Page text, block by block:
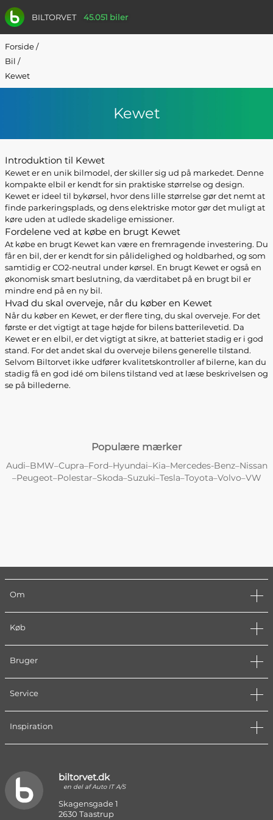
BILTORVET 45.051 biler
Forside/
Bil /
Kewet
Kewet
Introduktion til Kewet
Kewet er en unik bilmodel, der skiller sig ud på markedet. Denne
kompakte elbil er kendt for sin praktiske størrelse og design.
Kewet er ideel til bykørsel, hvor dens lille størrelse gør det nemt at
finde parkeringsplads, og dens elektriske motor gør det muligt at
køre uden at udlede skadelige emissioner.
Fordelene ved at købe en brugt Kewet
At købe en brugt Kewet kan være en fremragende investering. Du
får en bil, der er kendt for sin pålidelighed og holdbarhed, og som
samtidig er CO2-neutral under kørsel. En brugt Kewet er også en
økonomisk smart beslutning, da værditabet på en brugt bil er
mindre end på en ny bil.
Hvad du skal overveje, når du køber en Kewet
Når du køber en Kewet, er der flere ting, du skal overveje. For det
første er det vigtigt at tage højde for bilens batterilevetid. Da
Kewet er en elbil, er det vigtigt at sikre, at batteriet stadig er i god
stand. For det andet skal du overveje bilens generelle tilstand.
Selvom Biltorvet ikke udfører kvalitetskontroller af bilerne, kan du
stadig få en god idé om bilens tilstand ved at læse beskrivelsen og
se på billederne.
Populære mærker
Audi–BMW–Cupra–Ford–Hyundai–Kia–Mercedes-Benz–Nissan
–Peugeot–Polestar–Skoda–Suzuki–Tesla–Toyota–Volvo–VW
Om
Køb
Bruger
Service
Inspiration
biltorvet.dk
en del af Auto IT A/S
Skagensgade 1
2630 Taastrup